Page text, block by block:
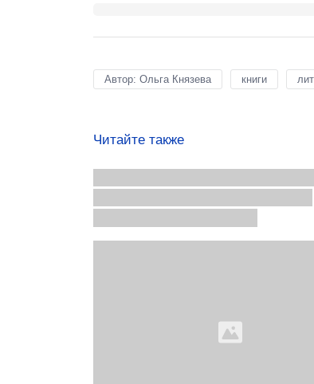
Автор: Ольга Князева книги
Читайте также